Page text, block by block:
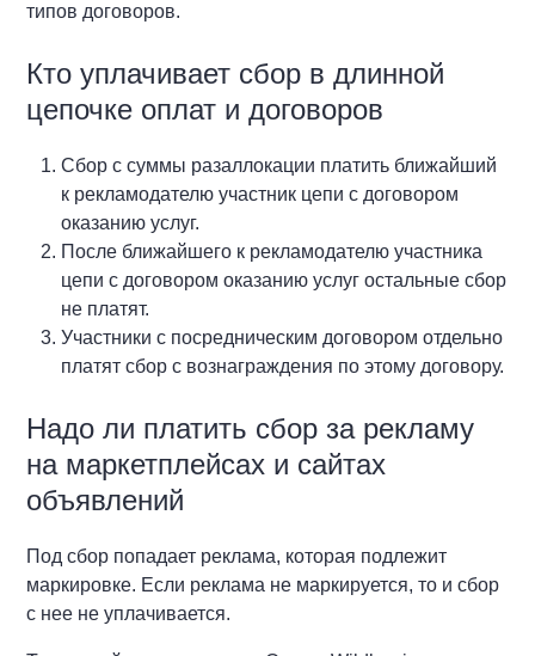
типов договоров.
Кто уплачивает сбор в длинной
цепочке оплат и договоров
Сбор с суммы разаллокации платить ближайший
к рекламодателю участник цепи с договором
оказанию услуг.
После ближайшего к рекламодателю участника
цепи с договором оказанию услуг остальные сбор
не платят.
Участники с посредническим договором отдельно
платят сбор с вознаграждения по этому договору.
Надо ли платить сбор за рекламу
на маркетплейсах и сайтах
объявлений
Под сбор попадает реклама, которая подлежит
маркировке. Если реклама не маркируется, то и сбор
с нее не уплачивается.